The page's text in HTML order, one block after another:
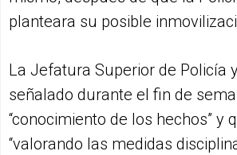
planteara su posible
La Jefatura Superior de Policía
señalado durante el fin de
“conocimiento de los hechos” y
“valorando las medidas